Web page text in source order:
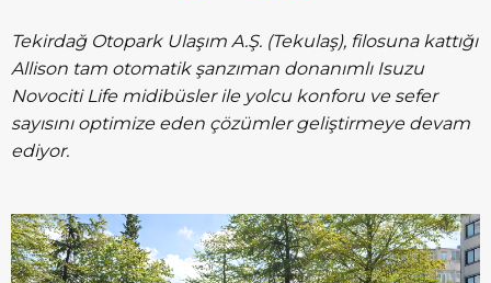
Tekirdağ Otopark Ulaşım A.Ş. (Tekulaş), filosuna kattığı
Allison tam otomatik şanzıman donanımlı Isuzu
Novociti Life midibüsler ile yolcu konforu ve sefer
sayısını optimize eden çözümler geliştirmeye devam
ediyor.